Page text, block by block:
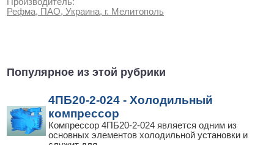
Производитель:
Рефма, ПАО, Украина, г. Мелитополь
Популярное из этой рубрики
4ПБ20-2-024 - Холодильный
компрессор
Компрессор 4ПБ20-2-024 является одним из
основных элементов холодильной установки и